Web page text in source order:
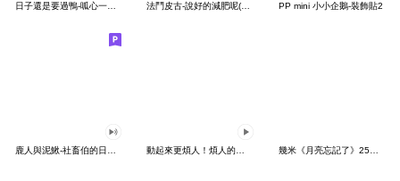
日子還是要過鴨-呱心一下鴨 法鬥皮古-說好的減肥呢(第15彈) PP mini 小小企鵝-裝飾貼2
幾米《月亮忘記了》25周年 x 晴天P莉